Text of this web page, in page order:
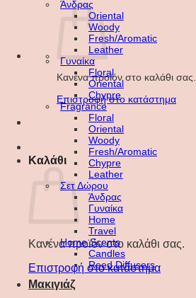
Κανένα προϊόν στο καλάθι σας.
Επιστροφή στο κατάστημα
Καλάθι
Κανένα προϊόν στο καλάθι σας.
Επιστροφή στο κατάστημα
Άνδρας
Oriental
Woody
Fresh/Aromatic
Leather
Γυναίκα
Floral
Oriental
Chypre
Fragrance
Floral
Oriental
Woody
Fresh/Aromatic
Chypre
Leather
Σετ Δώρου
Άνδρας
Γυναίκα
Home
Travel
Home Scents
Candles
Reed Diffusers
Μακιγιάζ